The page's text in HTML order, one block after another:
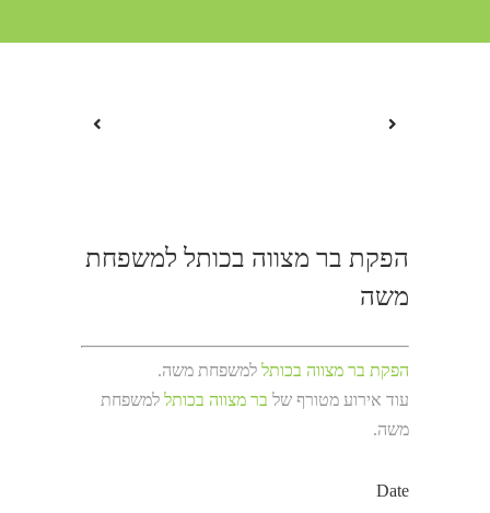
הפקת בר מצווה בכותל למשפחת
משה
הפקת בר מצווה בכותל למשפחת משה.
עוד אירוע מטורף של בר מצווה בכותל למשפחת
משה.
Date